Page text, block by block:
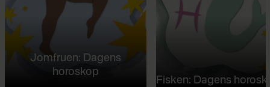
Jomfruen: Dagens
horoskop
Fisken: Dagens